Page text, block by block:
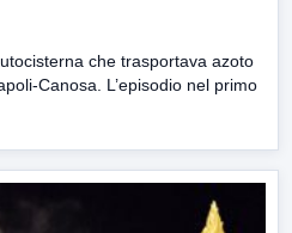
che trasportava azoto
Canosa. L’episodio nel primo